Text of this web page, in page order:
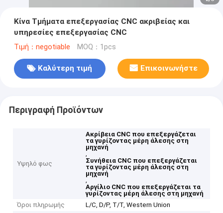
Κίνα Τμήματα επεξεργασίας CNC ακριβείας και
υπηρεσίες επεξεργασίας CNC
Τιμή：negotiable MOQ：1pcs
Καλύτερη τιμή Επικοινωνήστε
Περιγραφή Προϊόντων
Υψηλό φως
Ακρίβεια CNC που επεξεργάζεται
τα γυρίζοντας μέρη άλεσης στη
μηχανή
,
Συνήθεια CNC που επεξεργάζεται
τα γυρίζοντας μέρη άλεσης στη
μηχανή
,
Αργίλιο CNC που επεξεργάζεται τα
γυρίζοντας μέρη άλεσης στη μηχανή
Όροι πληρωμής
L/C, D/P, T/T, Western Union